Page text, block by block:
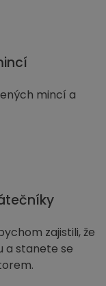
mincí a
zajistili, že
a stanete se